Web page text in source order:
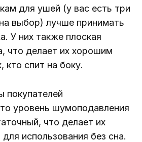
для ушей (у вас есть три
выбор) лучше принимать
У них также плоская
что делает их хорошим
кто спит на боку.
покупателей
уровень шумоподавления
что делает их
использования без сна.